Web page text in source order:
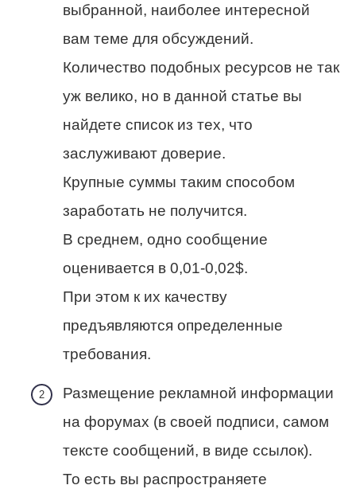
выбранной, наиболее интересной
вам теме для обсуждений.
Количество подобных ресурсов не так
уж велико, но в данной статье вы
найдете список из тех, что
заслуживают доверие.
Крупные суммы таким способом
заработать не получится.
В среднем, одно сообщение
оценивается в 0,01-0,02$.
При этом к их качеству
предъявляются определенные
требования.
Размещение рекламной информации
на форумах (в своей подписи, самом
тексте сообщений, в виде ссылок).
То есть вы распространяете